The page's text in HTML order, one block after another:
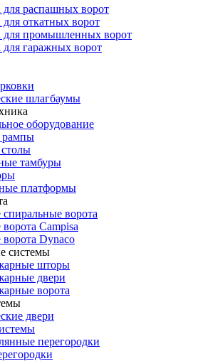
для распашных ворот
откатных ворот
для промышленных ворот
гаражных ворот
шлагбаумы
оборудование
тамбуры
платформы
ворота
Campisa
Dynaco
системы
шторы
двери
ворота
двери
перегородки